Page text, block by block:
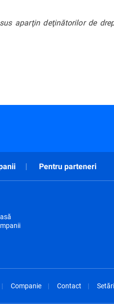
aparţin deţinătorilor de
Pentru parteneri
Companie Contact